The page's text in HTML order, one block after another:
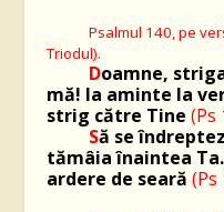
Psalmul 140, pe
Triodul).
Doamne,
mă! Ia aminte la
strig către Tine (Ps
Să se
tămâia înaintea
ardere de seară (Ps